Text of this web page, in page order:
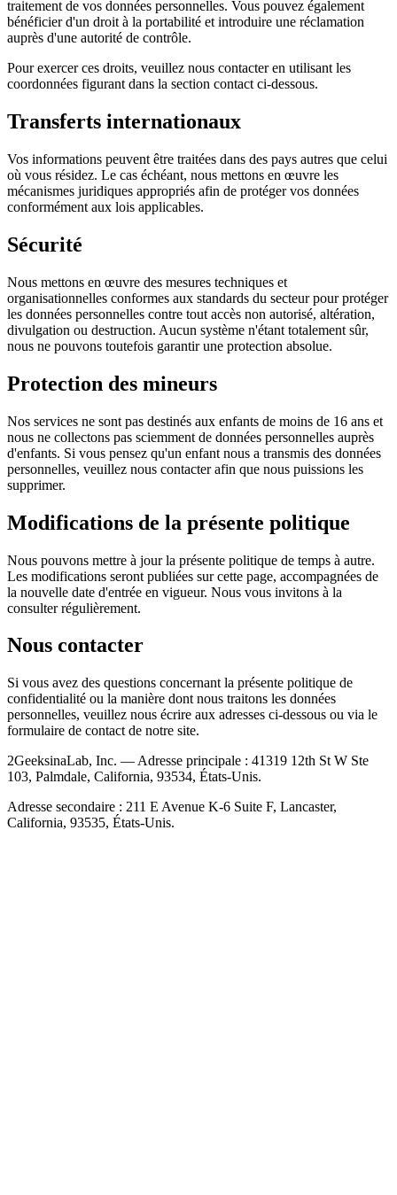
traitement de vos données personnelles. Vous pouvez également
bénéficier d'un droit à la portabilité et introduire une réclamation
auprès d'une autorité de contrôle.
Pour exercer ces droits, veuillez nous contacter en utilisant les
coordonnées figurant dans la section contact ci-dessous.
Transferts internationaux
Vos informations peuvent être traitées dans des pays autres que celui
où vous résidez. Le cas échéant, nous mettons en œuvre les
mécanismes juridiques appropriés afin de protéger vos données
conformément aux lois applicables.
Sécurité
Nous mettons en œuvre des mesures techniques et
organisationnelles conformes aux standards du secteur pour protéger
les données personnelles contre tout accès non autorisé, altération,
divulgation ou destruction. Aucun système n'étant totalement sûr,
nous ne pouvons toutefois garantir une protection absolue.
Protection des mineurs
Nos services ne sont pas destinés aux enfants de moins de 16 ans et
nous ne collectons pas sciemment de données personnelles auprès
d'enfants. Si vous pensez qu'un enfant nous a transmis des données
personnelles, veuillez nous contacter afin que nous puissions les
supprimer.
Modifications de la présente politique
Nous pouvons mettre à jour la présente politique de temps à autre.
Les modifications seront publiées sur cette page, accompagnées de
la nouvelle date d'entrée en vigueur. Nous vous invitons à la
consulter régulièrement.
Nous contacter
Si vous avez des questions concernant la présente politique de
confidentialité ou la manière dont nous traitons les données
personnelles, veuillez nous écrire aux adresses ci-dessous ou via le
formulaire de contact de notre site.
2GeeksinaLab, Inc. — Adresse principale : 41319 12th St W Ste
103, Palmdale, California, 93534, États-Unis.
Adresse secondaire : 211 E Avenue K-6 Suite F, Lancaster,
California, 93535, États-Unis.